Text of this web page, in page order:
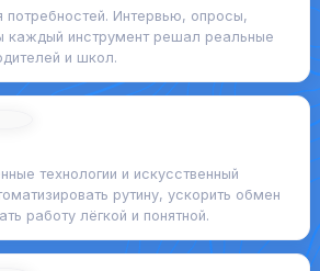
потребностей. Интервью, опросы,
каждый инструмент решал реальные
и школ.
технологии и искусственный
рутину, ускорить обмен
работу лёгкой и понятной.